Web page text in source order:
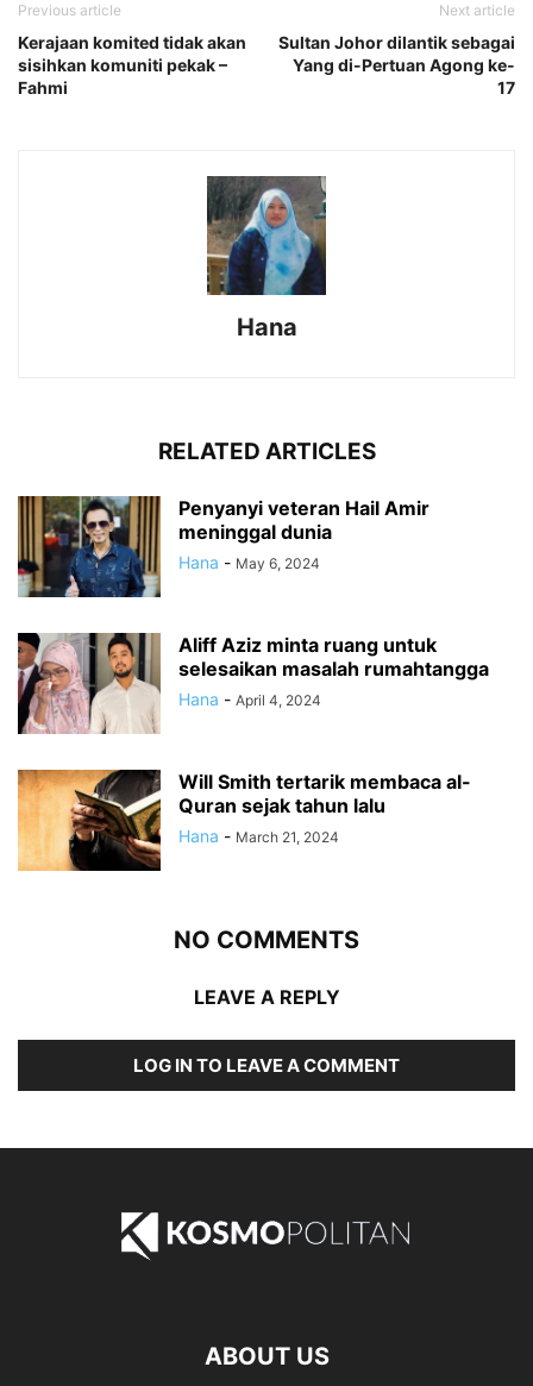
Previous article
Kerajaan komited tidak akan
sisihkan komuniti pekak –
Fahmi
Next article
Sultan Johor dilantik sebagai
Yang di-Pertuan Agong ke-
17
Hana
RELATED ARTICLES
Penyanyi veteran Hail Amir
meninggal dunia
Hana - May 6, 2024
Aliff Aziz minta ruang untuk
selesaikan masalah rumahtangga
Hana - April 4, 2024
Will Smith tertarik membaca al-
Quran sejak tahun lalu
Hana - March 21, 2024
NO COMMENTS
LEAVE A REPLY
LOG IN TO LEAVE A COMMENT
ABOUT US